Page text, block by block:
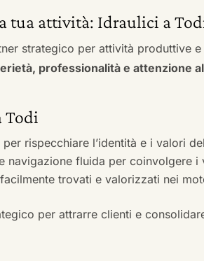
tua attività: Idraulici a
strategico per attività produttive
professionalità e attenzione
Todi
rispecchiare l’identità e i valori
navigazione fluida per coinvolgere i
trovati e valorizzati nei
per attrarre clienti e